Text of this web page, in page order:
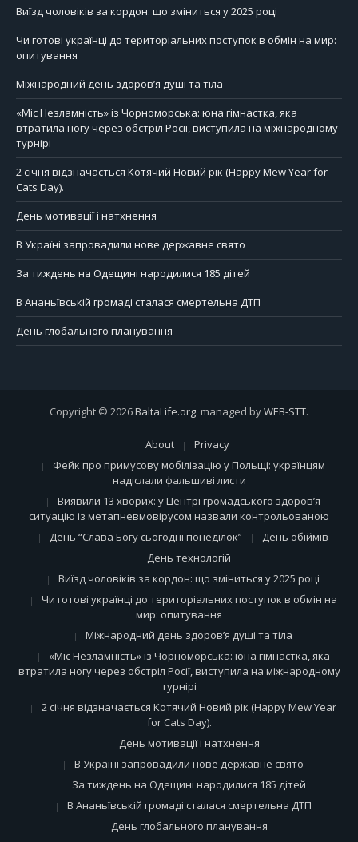
Виїзд чоловіків за кордон: що зміниться у 2025 році
Чи готові українці до територіальних поступок в обмін на мир:
опитування
Міжнародний день здоров’я душі та тіла
«Міс Незламність» із Чорноморська: юна гімнастка, яка
втратила ногу через обстріл Росії, виступила на міжнародному
турнірі
2 січня відзначається Котячий Новий рік (Happy Mew Year for
Cats Day).
День мотивації і натхнення
В Україні запровадили нове державне свято
За тиждень на Одещині народилися 185 дітей
В Ананьївській громаді сталася смертельна ДТП
День глобального планування
Copyright © 2026BaltaLife.org. managed byWEB-STT.
About
Privacy
Фейк про примусову мобілізацію у Польщі: українцям
надіслали фальшиві листи
Виявили 13 хворих: у Центрі громадського здоров’я
ситуацію із метапневмовірусом назвали контрольованою
День “Слава Богу сьогодні понеділок”
День обіймів
День технологій
Виїзд чоловіків за кордон: що зміниться у 2025 році
Чи готові українці до територіальних поступок в обмін на
мир: опитування
Міжнародний день здоров’я душі та тіла
«Міс Незламність» із Чорноморська: юна гімнастка, яка
втратила ногу через обстріл Росії, виступила на міжнародному
турнірі
2 січня відзначається Котячий Новий рік (Happy Mew Year
for Cats Day).
День мотивації і натхнення
В Україні запровадили нове державне свято
За тиждень на Одещині народилися 185 дітей
В Ананьївській громаді сталася смертельна ДТП
День глобального планування